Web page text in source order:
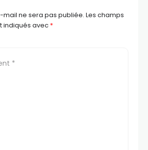
ne sera pas publiée. Les champs
indiqués avec *